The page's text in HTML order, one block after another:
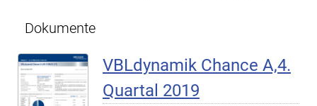
Dokumente
VBLdynamik Chance A,4.
Quartal 2019